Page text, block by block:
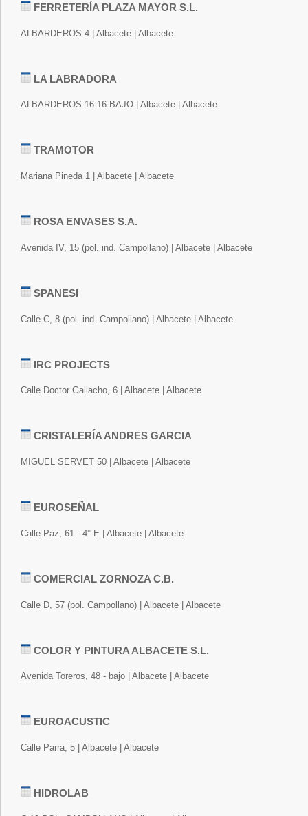
FERRETERÍA PLAZA MAYOR S.L.
ALBARDEROS 4 | Albacete | Albacete
LA LABRADORA
ALBARDEROS 16 16 BAJO | Albacete | Albacete
TRAMOTOR
Mariana Pineda 1 | Albacete | Albacete
ROSA ENVASES S.A.
Avenida IV, 15 (pol. ind. Campollano) | Albacete | Albacete
SPANESI
Calle C, 8 (pol. ind. Campollano) | Albacete | Albacete
IRC PROJECTS
Calle Doctor Galiacho, 6 | Albacete | Albacete
CRISTALERÍA ANDRES GARCIA
MIGUEL SERVET 50 | Albacete | Albacete
EUROSEÑAL
Calle Paz, 61 - 4° E | Albacete | Albacete
COMERCIAL ZORNOZA C.B.
Calle D, 57 (pol. Campollano) | Albacete | Albacete
COLOR Y PINTURA ALBACETE S.L.
Avenida Toreros, 48 - bajo | Albacete | Albacete
EUROACUSTIC
Calle Parra, 5 | Albacete | Albacete
HIDROLAB